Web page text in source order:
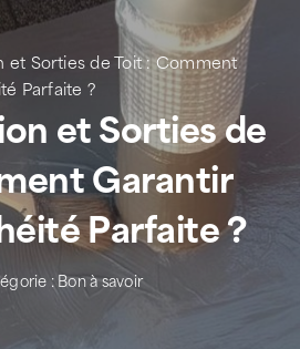
et Sorties de Toit : Comment
Parfaite ?
et Sorties de
Garantir
Parfaite ?
:Bon à savoir